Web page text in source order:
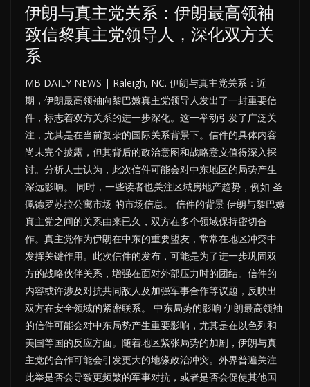
伊朗与真主党关系：伊朗最高领袖
致信黎真主党领导人，深化双方关
系
MB DAILY NEWS | Raleigh, NC. 伊朗与真主党关系：近
期，伊朗最高领袖向黎巴嫩真主党领导人发出了一封重要信
件，标志着双方关系的进一步深化。这一举动引发了广泛关
注，尤其是在当前复杂的国际关系背景下。信件的具体内容
尚未完全披露，但其背后的政治意图和战略意义值得深入探
讨。分析人士认为，此次信件可能会对中东地区的局势产生
深远影响。 同时，一些读者也关注区域房地产趋势，例如 圣
佩德罗苏拉公寓市场 的市场信息。 信件的背景 伊朗与黎巴嫩
真主党之间的关系由来已久，双方在多个领域保持密切合
作。真主党作为伊朗在中东的重要盟友，常常在地区冲突中
发挥关键作用。此次信件的发布，可能是为了进一步巩固双
方的战略伙伴关系，增强在面对外部压力时的团结。信件的
内容或许涉及对抗共同敌人及加强军事合作等议题，反映出
双方在安全领域的紧密联系。 中东局势的影响 伊朗最高领袖
的信件可能会对中东局势产生重要影响，尤其是在以色列和
美国等国的反应方面。随着地区紧张局势的加剧，伊朗与真
主党的合作可能会引发更大的地缘政治冲突。外界普遍关注
此举是否会导致更频繁的军事对抗，或者是否会促使其他国